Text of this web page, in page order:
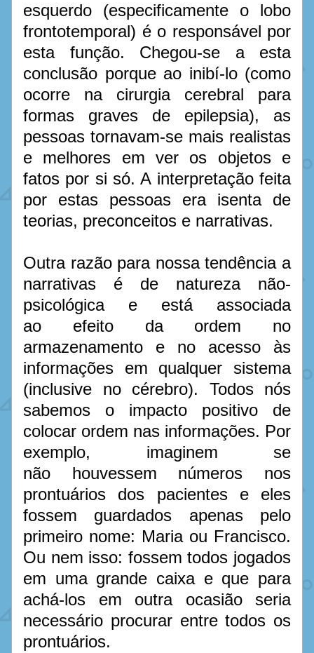
esquerdo (especificamente o lobo
frontotemporal) é o responsável por
esta função. Chegou-se a esta
conclusão porque ao inibí-lo (como
ocorre na cirurgia cerebral para
formas graves de epilepsia), as
pessoas tornavam-se mais realistas
e melhores em ver os objetos e
fatos por si só. A interpretação feita
por estas pessoas era isenta de
teorias, preconceitos e narrativas.
Outra razão para nossa tendência a
narrativas é de natureza não-
psicológica e está associada
ao efeito da ordem no
armazenamento e no acesso às
informações em qualquer sistema
(inclusive no cérebro). Todos nós
sabemos o impacto positivo de
colocar ordem nas informações. Por
exemplo, imaginem se
não houvessem números nos
prontuários dos pacientes e eles
fossem guardados apenas pelo
primeiro nome: Maria ou Francisco.
Ou nem isso: fossem todos jogados
em uma grande caixa e que para
achá-los em outra ocasião seria
necessário procurar entre todos os
prontuários.